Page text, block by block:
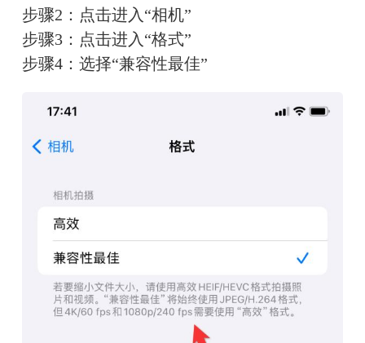
步骤2：点击进入“相机”
步骤3：点击进入“格式”
步骤4：选择“兼容性最佳”